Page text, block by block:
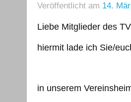
Veröffentlicht am 14.
Liebe Mitglieder des
hiermit lade ich Sie/
in unserem